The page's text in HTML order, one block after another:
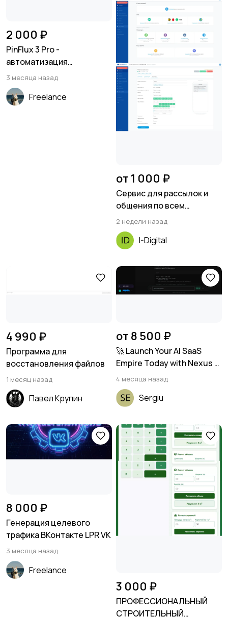
2 000 ₽
PinFlux 3 Pro -
автоматизация
продвижения в Pinterest
3 месяца назад
Freelance
от 1 000 ₽
Сервис для рассылок и
общения по всем
мобильным каналам для
бизнеса
2 недели назад
I-Digital
4 990 ₽
Программа для
восстановления файлов
1 месяц назад
Павел Крупин
от 8 500 ₽
🚀 Launch Your AI SaaS
Empire Today with Nexus AI
v5.0!
4 месяца назад
Sergiu
8 000 ₽
Генерация целевого
трафика ВКонтакте LPR VK
3 месяца назад
Freelance
3 000 ₽
ПРОФЕССИОНАЛЬНЫЙ
СТРОИТЕЛЬНЫЙ